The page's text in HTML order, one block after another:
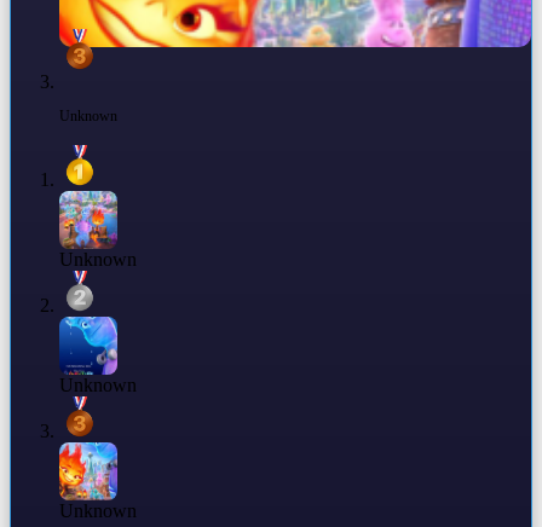
Unknown
Unknown
Unknown
Unknown